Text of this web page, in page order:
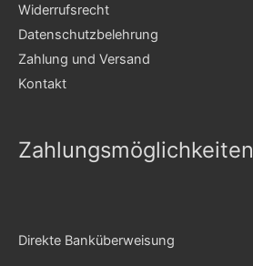
Widerrufsrecht
Datenschutzbelehrung
Zahlung und Versand
Kontakt
Zahlungsmöglichkeiten
Direkte Banküberweisung